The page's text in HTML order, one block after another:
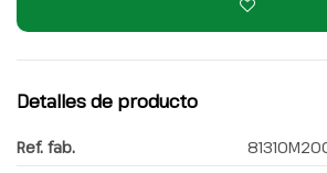
Detalles de producto
Ref. fab.